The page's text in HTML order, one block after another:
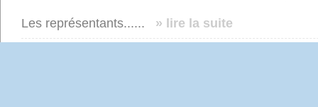
Les représentants...... » lire la suite